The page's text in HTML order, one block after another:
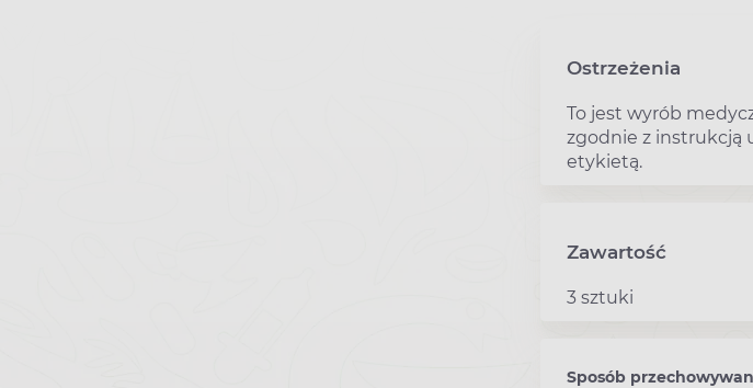
Ostrzeżenia
To jest wyrób
zgodnie z instrukcją
etykietą.
Zawartość
3 sztuki
Sposób